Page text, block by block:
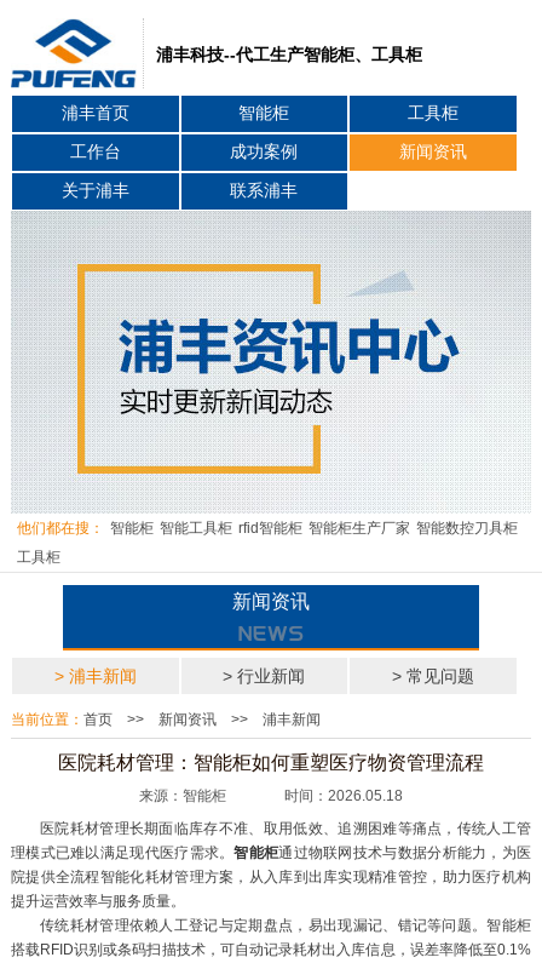
浦丰科技--代工生产智能柜、工具柜
浦丰首页 智能柜 工具柜
工作台 成功案例 新闻资讯
关于浦丰 联系浦丰
他们都在搜： 智能柜 智能工具柜 rfid智能柜 智能柜生产厂家 智能数控刀具柜
工具柜
新闻资讯
> 浦丰新闻 > 行业新闻 > 常见问题
当前位置： 首页>> 新闻资讯>> 浦丰新闻
医院耗材管理：智能柜如何重塑医疗物资管理流程
来源：智能柜 时间：2026.05.18
医院耗材管理长期面临库存不准、取用低效、追溯困难等痛点，传统人工管
理模式已难以满足现代医疗需求。智能柜通过物联网技术与数据分析能力，为医
院提供全流程智能化耗材管理方案，从入库到出库实现精准管控，助力医疗机构
提升运营效率与服务质量。
传统耗材管理依赖人工登记与定期盘点，易出现漏记、错记等问题。智能柜
搭载RFID识别或条码扫描技术，可自动记录耗材出入库信息，误差率降低至0.1%